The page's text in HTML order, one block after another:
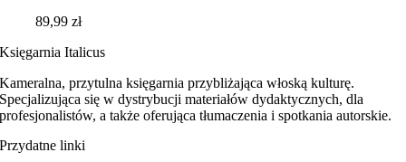
89,99zł
Księgarnia Italicus
Kameralna, przytulna księgarnia przybliżająca włoską kulturę.
Specjalizująca się w dystrybucji materiałów dydaktycznych, dla
profesjonalistów, a także oferująca tłumaczenia i spotkania autorskie.
Przydatne linki